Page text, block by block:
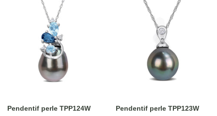
Pendentif perle TPP124W Pendentif perle TPP123W